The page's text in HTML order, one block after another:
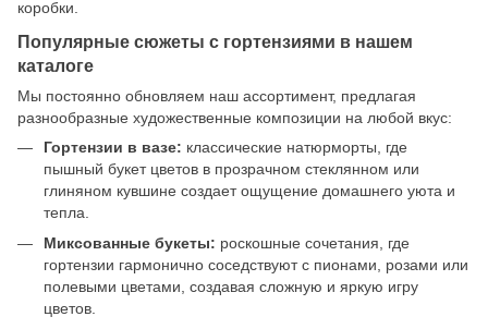
коробки.
Популярные сюжеты с гортензиями в нашем
каталоге
Мы постоянно обновляем наш ассортимент, предлагая
разнообразные художественные композиции на любой вкус:
Гортензии в вазе: классические натюрморты, где
пышный букет цветов в прозрачном стеклянном или
глиняном кувшине создает ощущение домашнего уюта и
тепла.
Миксованные букеты: роскошные сочетания, где
гортензии гармонично соседствуют с пионами, розами или
полевыми цветами, создавая сложную и яркую игру
цветов.